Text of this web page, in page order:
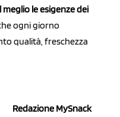
le esigenze dei
ogni giorno
qualità, freschezza
Redazione MySnack